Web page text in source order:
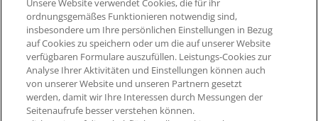
Hüküm ve Şartlar
Unsere Website verwendet Cookies, die für ihr
ordnungsgemäßes Funktionieren notwendig sind,
insbesondere um Ihre persönlichen Einstellungen in Bezug
auf Cookies zu speichern oder um die auf unserer Website
verfügbaren Formulare auszufüllen. Leistungs-Cookies zur
Analyse Ihrer Aktivitäten und Einstellungen können auch
von unserer Website und unseren Partnern gesetzt
werden, damit wir Ihre Interessen durch Messungen der
Seitenaufrufe besser verstehen können.